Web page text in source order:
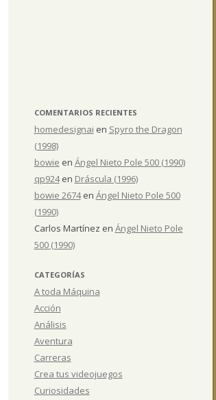
COMENTARIOS RECIENTES
homedesignai en Spyro the Dragon
(1998)
bowie en Ángel Nieto Pole 500 (1990)
qp924en Dráscula (1996)
bowie 2674en Ángel Nieto Pole 500
(1990)
Carlos Martínez en Ángel Nieto Pole
500 (1990)
CATEGORÍAS
A toda Máquina
Acción
Análisis
Aventura
Carreras
Crea tus videojuegos
Curiosidades